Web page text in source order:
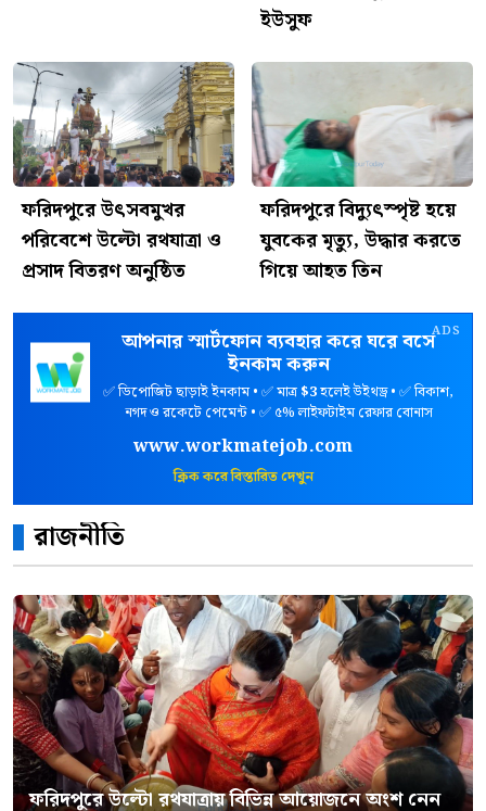
ইউসুফ
ফরিদপুরে উৎসবমুখর
পরিবেশে উল্টো রথযাত্রা ও
প্রসাদ বিতরণ অনুষ্ঠিত
ফরিদপুরে বিদ্যুৎস্পৃষ্ট হয়ে
যুবকের মৃত্যু, উদ্ধার করতে
গিয়ে আহত তিন
ADS
আপনার স্মার্টফোন ব্যবহার করে ঘরে বসে
ইনকাম করুন
✅ ডিপোজিট ছাড়াই ইনকাম • ✅ মাত্র$3হলেই উইথড্র • ✅ বিকাশ,
নগদ ও রকেটে পেমেন্ট • ✅ ৫% লাইফটাইম রেফার বোনাস
www.workmatejob.com
ক্লিক করে বিস্তারিত দেখুন
রাজনীতি
ফরিদপুরে উল্টো রথযাত্রায় বিভিন্ন আয়োজনে অংশ নেন